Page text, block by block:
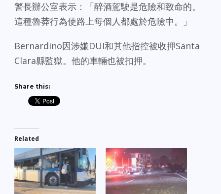
警長辦公室表示：「醉酒駕駛是危險和致命的。
這種魯莽行為使路上每個人都處於危險中。」
Bernardino因涉嫌DUI和其他指控被收押Santa
Clara縣監獄。他的車輛也被扣押。
Share this:
Related